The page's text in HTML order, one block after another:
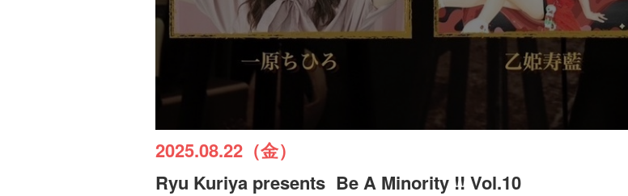
2025.08.22（金）
Ryu Kuriya presents Be A Minority !! Vol.10